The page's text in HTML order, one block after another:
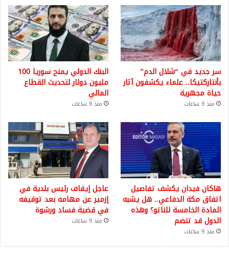
سر جديد في “شلال الدم”
بأنتاركتيكا.. علماء يكشفون آثار
حياة مجهرية
منذ 9 ساعات
البنك الدولي يمنح سوريا 100
مليون دولار لتحديث القطاع
المالي
منذ 9 ساعات
هاكان فيدان يكشف تفاصيل
اتفاق مكة الدفاعي.. هل يشبه
المادة الخامسة للناتو؟ وهذه
الدول قد تنضم
منذ 9 ساعات
عاجل إيقاف رئيس بلدية في
إزمير عن مهامه بعد توقيفه
في قضية فساد ورشوة
منذ 9 ساعات